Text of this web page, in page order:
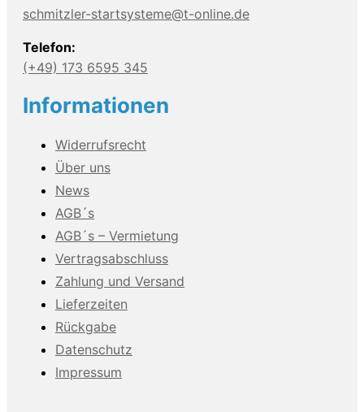
schmitzler-startsysteme@t-online.de
Telefon:
(+49) 173 6595 345
Informationen
Widerrufsrecht
Über uns
News
AGB´s
AGB´s – Vermietung
Vertragsabschluss
Zahlung und Versand
Lieferzeiten
Rückgabe
Datenschutz
Impressum